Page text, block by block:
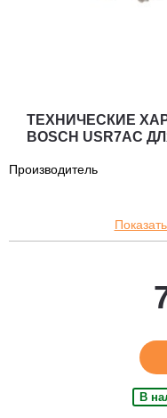
ТЕХНИЧЕСКИЕ
BOSCH USR7AC
Производитель
В